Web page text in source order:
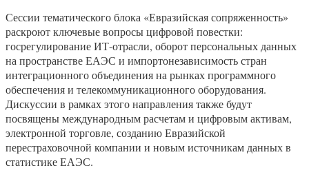
Сессии тематического блока «Евразийская сопряженность»
раскроют ключевые вопросы цифровой повестки:
госрегулирование ИТ-отрасли, оборот персональных данных
на пространстве ЕАЭС и импортонезависимость стран
интеграционного объединения на рынках программного
обеспечения и телекоммуникационного оборудования.
Дискуссии в рамках этого направления также будут
посвящены международным расчетам и цифровым активам,
электронной торговле, созданию Евразийской
перестраховочной компании и новым источникам данных в
статистике ЕАЭС.